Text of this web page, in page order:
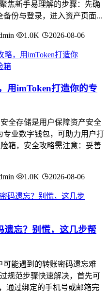
焦新手易理解的步骤：先确
备份与登录，进入资产页面...
1.0K 2026-08-06
用imToken打造你的专
全存储是用户保障资产安全
专业数字钱包，可助力用户打
箱，安全攻略需注意：妥善
1.0K 2026-08-06
遗忘？别慌，这几步帮
可能遇到的转账密码遗忘难
规范步骤快速解决，首先可
通过绑定的手机号或邮箱完